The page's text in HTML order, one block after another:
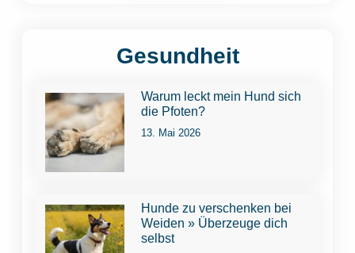
Gesundheit
Warum leckt mein Hund sich
die Pfoten?
13. Mai 2026
Hunde zu verschenken bei
Weiden » Überzeuge dich
selbst